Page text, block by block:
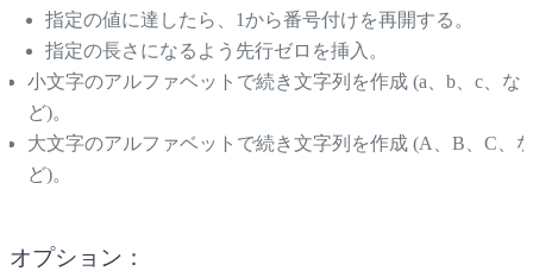
指定の値に達したら、1から番号付けを再開する。
指定の長さになるよう先行ゼロを挿入。
小文字のアルファベットで続き文字列を作成 (a、b、c、な
ど)。
大文字のアルファベットで続き文字列を作成 (A、B、C、
ど)。
オプション：